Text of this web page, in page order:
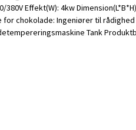
Effekt(W): 4kw
for chokolade: Ingeniører til
Tank